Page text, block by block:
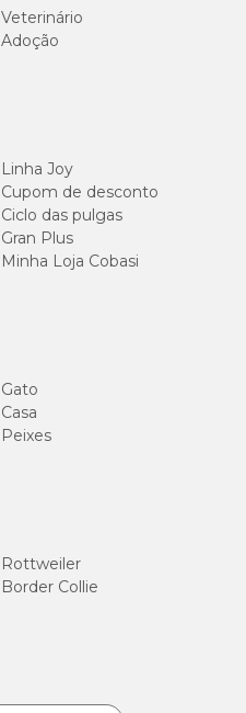
Veterinário
Adoção
Linha Joy
Cupom de desconto
Ciclo das pulgas
Gran Plus
Minha Loja Cobasi
Gato
Casa
Peixes
Rottweiler
Border Collie